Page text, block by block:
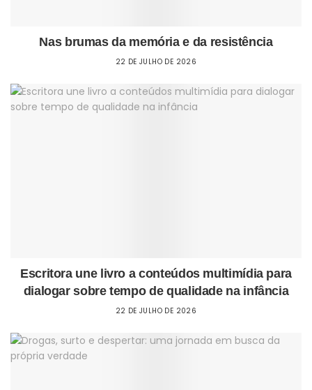
Nas brumas da memória e da resistência
22 DE JULHO DE 2026
Escritora une livro a conteúdos multimídia para
dialogar sobre tempo de qualidade na infância
22 DE JULHO DE 2026